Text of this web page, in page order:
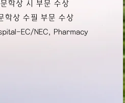
학상 시 부문 수상
학상 수필 부문 수상
EC/NEC, Pharmacy